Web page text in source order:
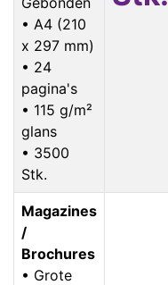
• A4 (210
x 297 mm)
• 24
pagina's
• 115 g/m²
glans
• 3500
Stk.
Magazines
/
Brochures
• Grote